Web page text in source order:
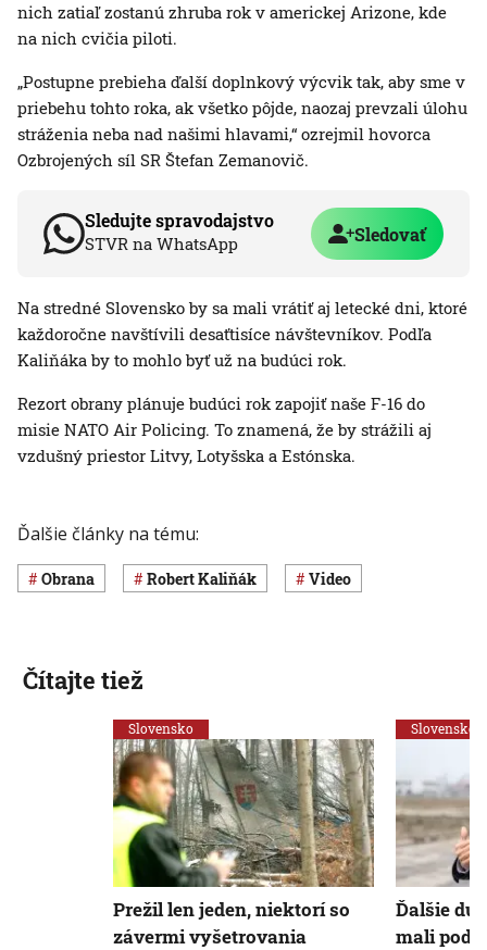
nich zatiaľ zostanú zhruba rok v americkej Arizone, kde
na nich cvičia piloti.
„Postupne prebieha ďalší doplnkový výcvik tak, aby sme v
priebehu tohto roka, ak všetko pôjde, naozaj prevzali úlohu
stráženia neba nad našimi hlavami,“ ozrejmil hovorca
Ozbrojených síl SR Štefan Zemanovič.
Sledujte spravodajstvo
STVR na WhatsApp Sledovať
Na stredné Slovensko by sa mali vrátiť aj letecké dni, ktoré
každoročne navštívili desaťtisíce návštevníkov. Podľa
Kaliňáka by to mohlo byť už na budúci rok.
Rezort obrany plánuje budúci rok zapojiť naše F-16 do
misie NATO Air Policing. To znamená, že by strážili aj
vzdušný priestor Litvy, Lotyšska a Estónska.
Ďalšie články na tému:
obrana Robert Kaliňák Video
Čítajte tiež
Slovensko
Prežil len jeden, niektorí so
závermi vyšetrovania
Slovensko
Ďalšie
mali